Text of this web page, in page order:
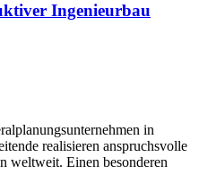
Ingenieurbau
in
realisieren anspruchsvolle
weltweit. Einen besonderen